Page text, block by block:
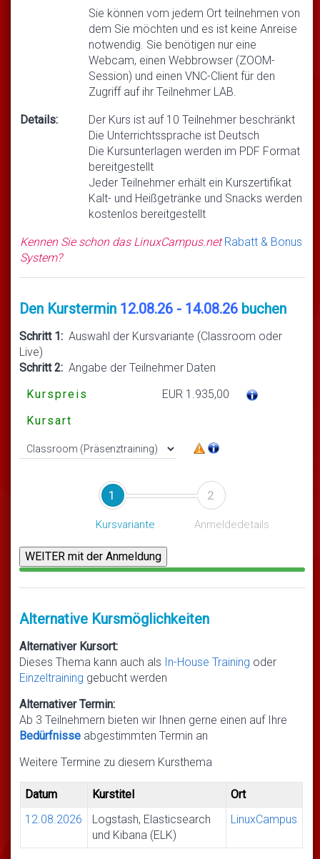
Sie können vom jedem Ort teilnehmen von
dem Sie möchten und es ist keine Anreise
notwendig. Sie benötigen nur eine
Webcam, einen Webbrowser (ZOOM-
Session) und einen VNC-Client für den
Zugriff auf ihr Teilnehmer LAB.
Details:
Der Kurs ist auf 10 Teilnehmer beschränkt
Die Unterrichtssprache ist Deutsch
Die Kursunterlagen werden im PDF Format
bereitgestellt
Jeder Teilnehmer erhält ein Kurszertifikat
Kalt- und Heißgetränke und Snacks werden
kostenlos bereitgestellt
Kennen Sie schon das LinuxCampus.netRabatt & Bonus
System?
Den Kurstermin 12.08.26 - 14.08.26 buchen
Schritt 1: Auswahl der Kursvariante (Classroom oder
Live)
Schritt 2: Angabe der Teilnehmer Daten
Kurspreis
EUR 1.935,00
Kursart
1
Kursvariante
2
Anmeldedetails
Alternative Kursmöglichkeiten
Alternativer Kursort:
Dieses Thema kann auch als In-House Training oder
Einzeltraining gebucht werden
Alternativer Termin:
Ab 3 Teilnehmern bieten wir Ihnen gerne einen auf Ihre
Bedürfnisse abgestimmten Termin an
Weitere Termine zu diesem Kursthema
Datum Kurstitel
Ort
12.08.2026
Logstash, Elasticsearch
und Kibana (ELK)
LinuxCampus